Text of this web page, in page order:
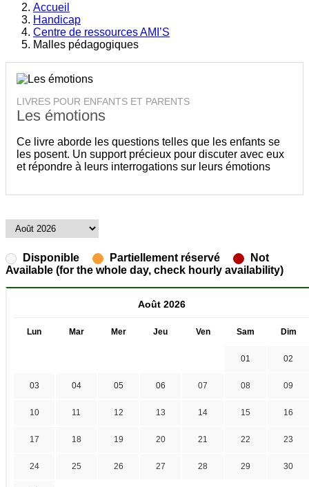
Accueil
Handicap
Centre de ressources AMI’S
Malles pédagogiques
LIVRES POUR ENFANTS ET PARENTS
Les émotions
Ce livre aborde les questions telles que les enfants se
les posent. Un support précieux pour discuter avec eux
et répondre à leurs interrogations sur leurs émotions
Disponible Partiellement réservé
Not
Available (for the whole day, check hourly availability)
Août 2026
Lun Mar Mer Jeu Ven Sam Dim
01 02
03 04 05 06 07 08 09
10 11 12 13 14 15 16
17 18 19 20 21 22 23
24 25 26 27 28 29 30